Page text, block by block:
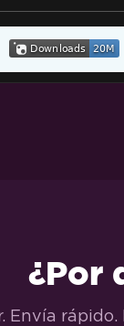
¿Por
Envía